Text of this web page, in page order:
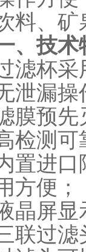
料、矿
、技术
滤杯采
泄漏操
膜预先
检测可
置进
方便；
晶屏显
联过滤